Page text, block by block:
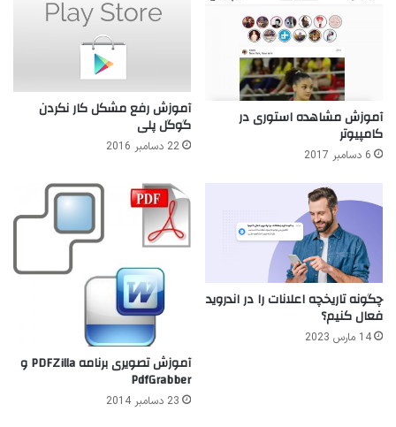
آموزش مشاهده استوری در
کامپیوتر
6 دسامبر 2017
آموزش رفع مشکل کار نکردن
گوگل پلی
22 دسامبر 2016
چگونه تاریخچه اعلانات را در اندروید
فعال کنیم؟
14 مارس 2023
آموزش تصویری برنامه PDFZilla و
PdfGrabber
23 دسامبر 2014